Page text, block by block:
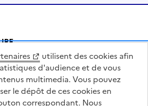
utilisent des cookies afin
d'audience et de vous
multimedia. Vous pouvez
le dépôt de ces cookies en
correspondant. Nous